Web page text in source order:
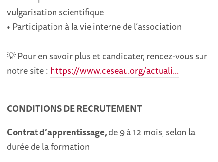
vulgarisation scientifique
• Participation à la vie interne de l’association
💡 Pour en savoir plus et candidater, rendez-vous sur
notre site : https://www.ceseau.org/actuali...
CONDITIONS DE RECRUTEMENT
Contrat d’apprentissage,de 9 à 12 mois, selon la
durée de la formation